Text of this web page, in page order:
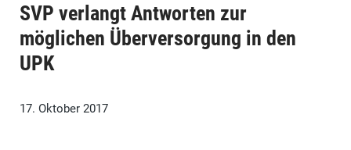
SVP verlangt Antworten zur
möglichen Überversorgung in den
UPK
17. Oktober 2017